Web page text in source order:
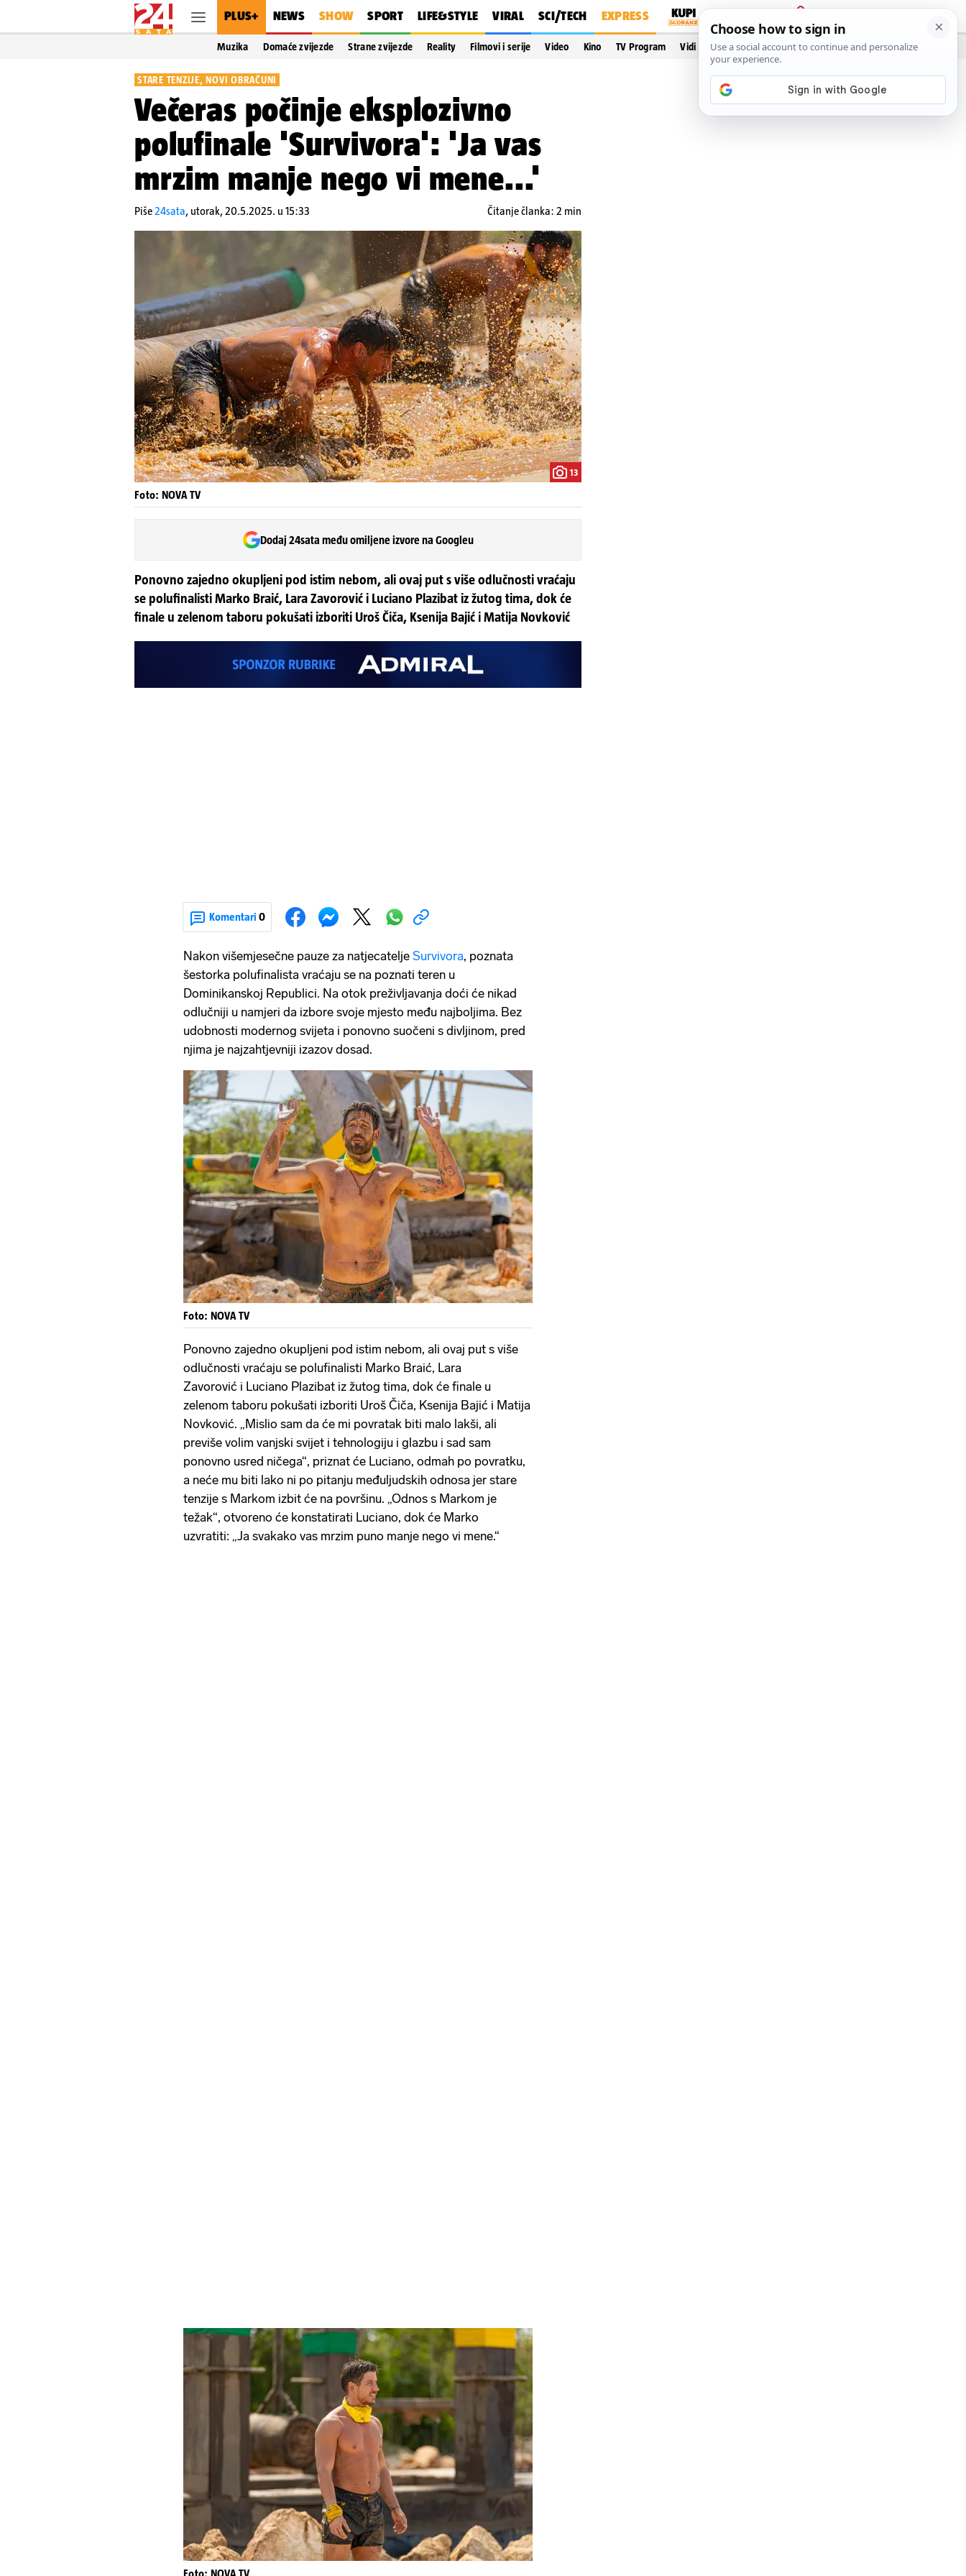
PLUS+ NEWS SHOW SPORT LIFE&STYLE VIRAL SCI/TECH EXPRESS
PRIJAVA
Muzika Domaće zvijezde Strane zvijezde Reality Filmovi i serije Video Kino TV Program Vidi još…
STARE TENZIJE, NOVI OBRAČUNI
Večeras počinje eksplozivno
polufinale 'Survivora': 'Ja vas
mrzim manje nego vi mene...'
Piše24sata, utorak, 20.5.2025. u 15:33 Čitanje članka: 2 min
13
Foto: NOVA TV
Dodaj 24sata među omiljene izvore na Googleu
Ponovno zajedno okupljeni pod istim nebom, ali ovaj put s više odlučnosti vraćaju
se polufinalisti Marko Braić, Lara Zavorović i Luciano Plazibat iz žutog tima, dok će
finale u zelenom taboru pokušati izboriti Uroš Čiča, Ksenija Bajić i Matija Novković
Komentari 0
Nakon višemjesečne pauze za natjecatelje Survivora, poznata
šestorka polufinalista vraćaju se na poznati teren u
Dominikanskoj Republici. Na otok preživljavanja doći će nikad
odlučniji u namjeri da izbore svoje mjesto među najboljima. Bez
udobnosti modernog svijeta i ponovno suočeni s divljinom, pred
njima je najzahtjevniji izazov dosad.
Foto: NOVA TV
Ponovno zajedno okupljeni pod istim nebom, ali ovaj put s više
odlučnosti vraćaju se polufinalisti Marko Braić, Lara
Zavorović i Luciano Plazibat iz žutog tima, dok će finale u
zelenom taboru pokušati izboriti Uroš Čiča, Ksenija Bajić i Matija
Novković. „Mislio sam da će mi povratak biti malo lakši, ali
previše volim vanjski svijet i tehnologiju i glazbu i sad sam
ponovno usred ničega“, priznat će Luciano, odmah po povratku,
a neće mu biti lako ni po pitanju međuljudskih odnosa jer stare
tenzije s Markom izbit će na površinu. „Odnos s Markom je
težak“, otvoreno će konstatirati Luciano, dok će Marko
uzvratiti: „Ja svakako vas mrzim puno manje nego vi mene.“
Foto: NOVA TV